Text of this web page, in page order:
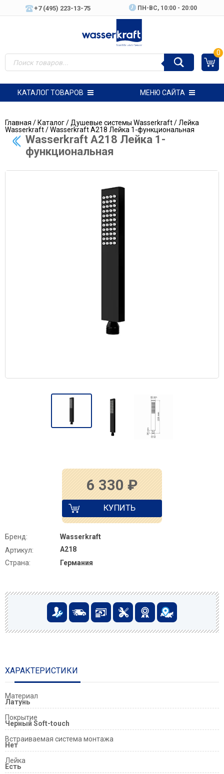
+7 (495) 223-13-75 ПН-ВC, 10:00 - 20:00
0
КАТАЛОГ ТОВАРОВ МЕНЮ САЙТА
Главная /Каталог/ Душевые системы Wasserkraft/ Лейка
Wasserkraft/ Wasserkraft A218 Лейка 1-функциональная
Wasserkraft A218 Лейка 1-
функциональная
6 330 ₽
КУПИТЬ
Бренд:
Wasserkraft
Артикул:
A218
Страна:
Германия
ХАРАКТЕРИСТИКИ
Материал
Латунь
Покрытие
Черный Soft-touch
Встраиваемая система монтажа
Нет
Лейка
Есть